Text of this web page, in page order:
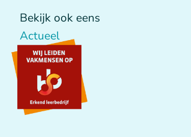
Bekijk ook eens
Actueel